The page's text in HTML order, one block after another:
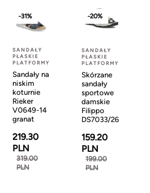
-31%
SANDAŁY
PŁASKIE
PLATFORMY
Sandały na
niskim
koturnie
Rieker
V0649-14
granat
219.30
PLN
319.00
PLN
-20%
SANDAŁY
PŁASKIE
PLATFORMY
Skórzane
sandały
sportowe
damskie
Filippo
DS7033/26
159.20
PLN
199.00
PLN